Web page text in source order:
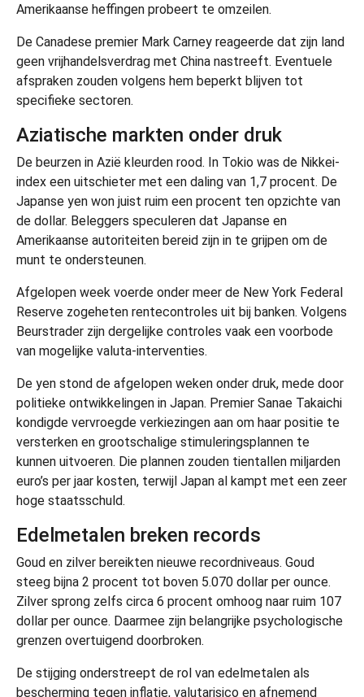
Amerikaanse heffingen probeert te omzeilen.
De Canadese premier Mark Carney reageerde dat zijn land
geen vrijhandelsverdrag met China nastreeft. Eventuele
afspraken zouden volgens hem beperkt blijven tot
specifieke sectoren.
Aziatische markten onder druk
De beurzen in Azië kleurden rood. In Tokio was de Nikkei-
index een uitschieter met een daling van 1,7 procent. De
Japanse yen won juist ruim een procent ten opzichte van
de dollar. Beleggers speculeren dat Japanse en
Amerikaanse autoriteiten bereid zijn in te grijpen om de
munt te ondersteunen.
Afgelopen week voerde onder meer de New York Federal
Reserve zogeheten rentecontroles uit bij banken. Volgens
Beurstrader zijn dergelijke controles vaak een voorbode
van mogelijke valuta-interventies.
De yen stond de afgelopen weken onder druk, mede door
politieke ontwikkelingen in Japan. Premier Sanae Takaichi
kondigde vervroegde verkiezingen aan om haar positie te
versterken en grootschalige stimuleringsplannen te
kunnen uitvoeren. Die plannen zouden tientallen miljarden
euro’s per jaar kosten, terwijl Japan al kampt met een zeer
hoge staatsschuld.
Edelmetalen breken records
Goud en zilver bereikten nieuwe recordniveaus. Goud
steeg bijna 2 procent tot boven 5.070 dollar per ounce.
Zilver sprong zelfs circa 6 procent omhoog naar ruim 107
dollar per ounce. Daarmee zijn belangrijke psychologische
grenzen overtuigend doorbroken.
De stijging onderstreept de rol van edelmetalen als
bescherming tegen inflatie, valutarisico en afnemend